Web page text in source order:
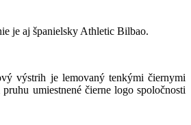
je aj španielsky Athletic Bilbao.
výstrih je lemovaný tenkými čiernymi
umiestnené čierne logo spoločnosti